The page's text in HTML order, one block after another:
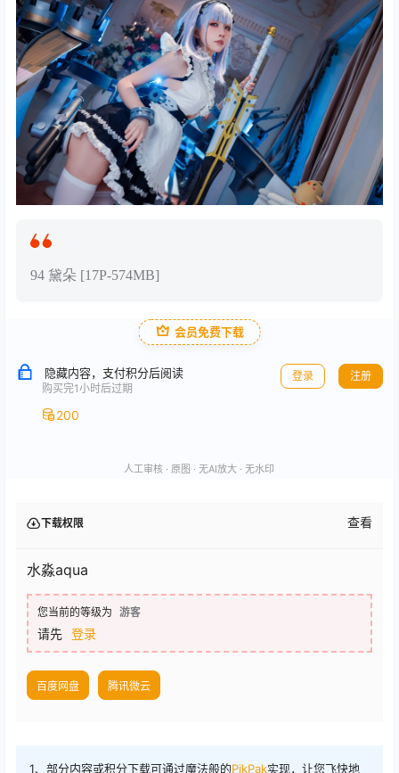
94 黛朵 [17P-574MB]
会员免费下载
隐藏内容，支付积分后阅读
购买完1小时后过期
200
登录 注册
人工审核 · 原图 · 无AI放大 · 无水印
下载权限 查看
水淼aqua
您当前的等级为 游客
请先 登录
百度网盘 腾讯微云
1、部分内容或积分下载可通过魔法般的PikPak实现，让您飞快地